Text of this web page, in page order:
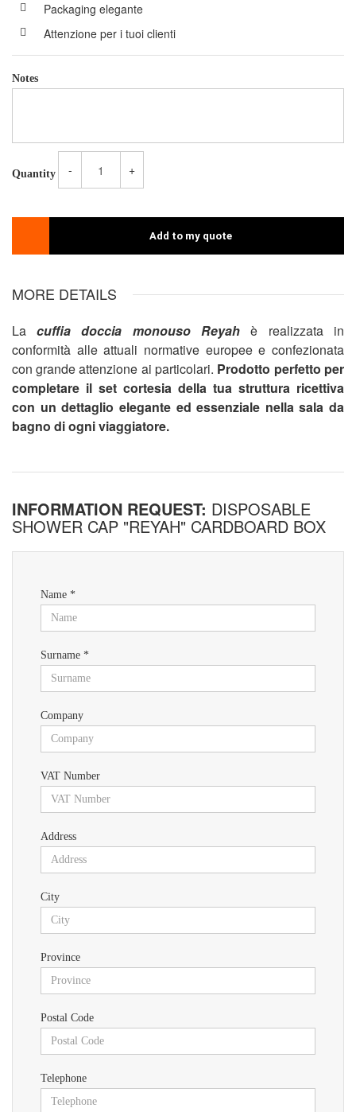
Packaging elegante
Attenzione per i tuoi clienti
Notes
Quantity - +
Add to my quote
MORE DETAILS
La cuffia doccia monouso Reyah è realizzata in
conformità alle attuali normative europee e confezionata
con grande attenzione ai particolari. Prodotto perfetto per
completare il set cortesia della tua struttura ricettiva
con un dettaglio elegante ed essenziale nella sala da
bagno di ogni viaggiatore.
INFORMATION REQUEST: DISPOSABLE
SHOWER CAP "REYAH" CARDBOARD BOX
Name *
Surname *
Company
VAT Number
Address
City
Province
Postal Code
Telephone